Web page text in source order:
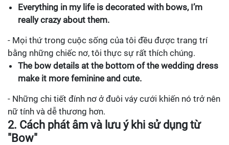
Everything in my life is decorated with bows, I’m
really crazy about them.
- Mọi thứ trong cuộc sống của tôi đều được trang trí
bằng những chiếc nơ, tôi thực sự rất thích chúng.
The bow details at the bottom of the wedding dress
make it more feminine and cute.
- Những chi tiết đính nơ ở đuôi váy cưới khiến nó trở nên
nữ tính và dễ thương hơn.
2. Cách phát âm và lưu ý khi sử dụng từ
"Bow"